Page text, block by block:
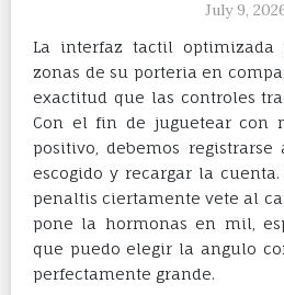
July 9,
La interfaz tactil optimizada
zonas de su porteria en
exactitud que las controles
Con el fin de juguetear con
positivo, debemos
escogido y recargar la
penaltis ciertamente vete al
pone la hormonas en mil,
que puedo elegir la angulo
perfectamente grande.